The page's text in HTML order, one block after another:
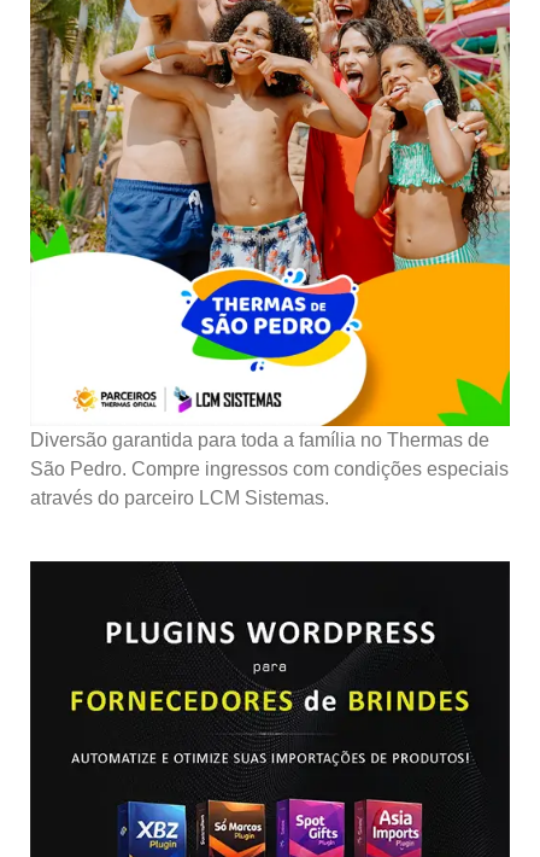
Diversão garantida para toda a família no Thermas de
São Pedro. Compre ingressos com condições especiais
através do parceiro LCM Sistemas.